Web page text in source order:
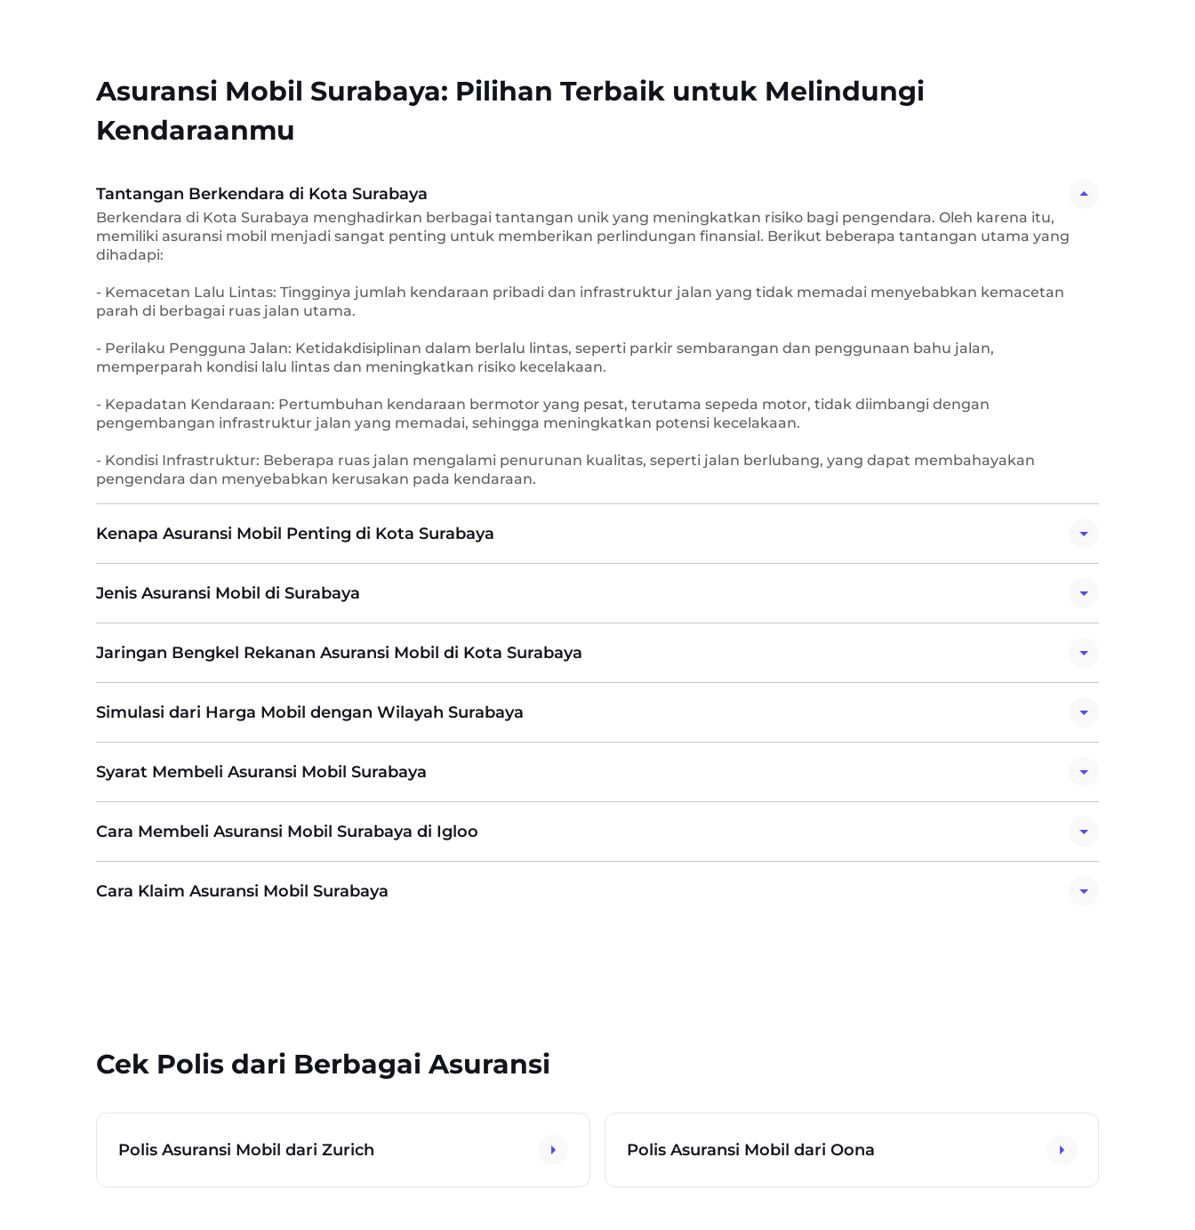
Asuransi Mobil Surabaya: Pilihan Terbaik untuk Melindungi
Kendaraanmu
Tantangan Berkendara di Kota Surabaya
Berkendara di Kota Surabaya menghadirkan berbagai tantangan unik yang meningkatkan risiko bagi pengendara. Oleh karena itu,
memiliki asuransi mobil menjadi sangat penting untuk memberikan perlindungan finansial. Berikut beberapa tantangan utama yang
dihadapi:
- Kemacetan Lalu Lintas: Tingginya jumlah kendaraan pribadi dan infrastruktur jalan yang tidak memadai menyebabkan kemacetan
parah di berbagai ruas jalan utama.
- Perilaku Pengguna Jalan: Ketidakdisiplinan dalam berlalu lintas, seperti parkir sembarangan dan penggunaan bahu jalan,
memperparah kondisi lalu lintas dan meningkatkan risiko kecelakaan.
- Kepadatan Kendaraan: Pertumbuhan kendaraan bermotor yang pesat, terutama sepeda motor, tidak diimbangi dengan
pengembangan infrastruktur jalan yang memadai, sehingga meningkatkan potensi kecelakaan.
- Kondisi Infrastruktur: Beberapa ruas jalan mengalami penurunan kualitas, seperti jalan berlubang, yang dapat membahayakan
pengendara dan menyebabkan kerusakan pada kendaraan.
Kenapa Asuransi Mobil Penting di Kota Surabaya
Jenis Asuransi Mobil di Surabaya
Jaringan Bengkel Rekanan Asuransi Mobil di Kota Surabaya
Simulasi dari Harga Mobil dengan Wilayah Surabaya
Syarat Membeli Asuransi Mobil Surabaya
Cara Membeli Asuransi Mobil Surabaya di Igloo
Cara Klaim Asuransi Mobil Surabaya
Cek Polis dari Berbagai Asuransi
Polis Asuransi Mobil dari Zurich Polis Asuransi Mobil dari Oona